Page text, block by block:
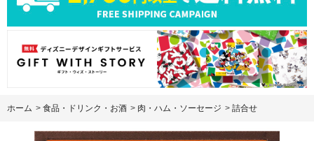
ホーム > 食品・ドリンク・お酒 > 肉・ハム・ソーセージ > 詰合せ